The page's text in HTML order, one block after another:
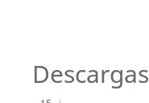
Descargas